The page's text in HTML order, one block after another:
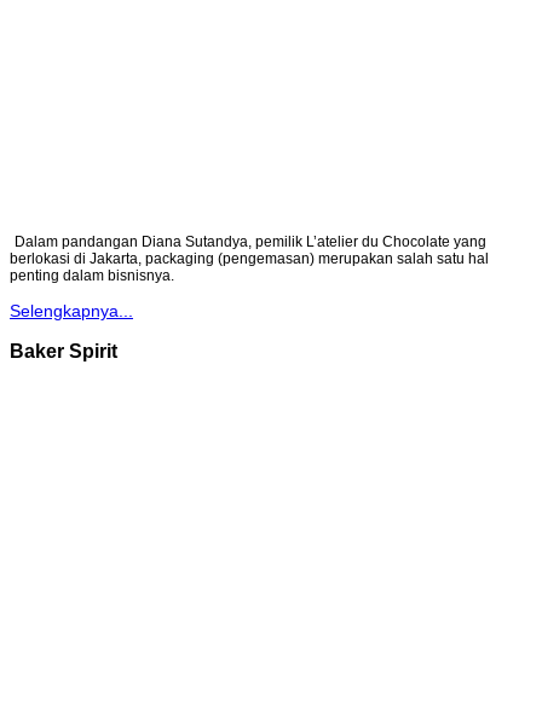
Dalam pandangan Diana Sutandya, pemilik L’atelier du Chocolate yang
berlokasi di Jakarta, packaging (pengemasan) merupakan salah satu hal
penting dalam bisnisnya.
Selengkapnya...
Baker Spirit